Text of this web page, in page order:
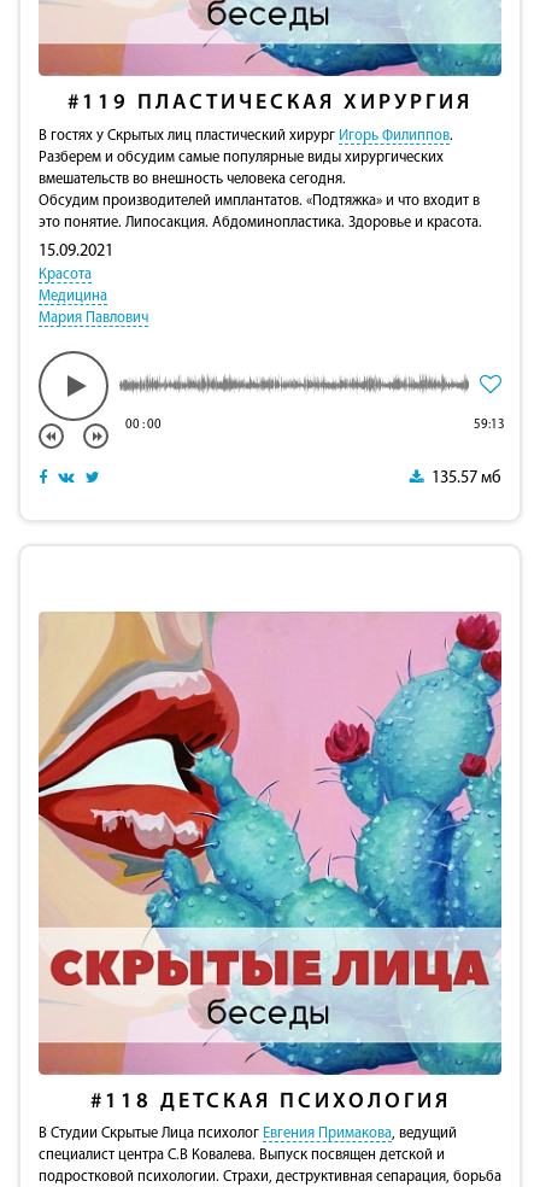
#119 ПЛАСТИЧЕСКАЯ ХИРУРГИЯ
В гостях у Скрытых лиц пластический хирург Игорь Филиппов.
Разберем и обсудим самые популярные виды хирургических
вмешательств во внешность человека сегодня.
Обсудим производителей имплантатов. «Подтяжка» и что входит в
это понятие. Липосакция. Абдоминопластика. Здоровье и красота.
15.09.2021
Красота
Медицина
Мария Павлович
00:00 59:13
135.57 мб
#118 ДЕТСКАЯ ПСИХОЛОГИЯ
В Студии Скрытые Лица психолог Евгения Примакова, ведущий
специалист центра С.В Ковалева. Выпуск посвящен детской и
подростковой психологии. Страхи, деструктивная сепарация, борьба